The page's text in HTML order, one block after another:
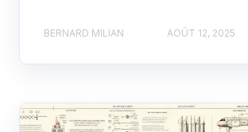
BERNARD MILIAN AOÛT 12, 2025